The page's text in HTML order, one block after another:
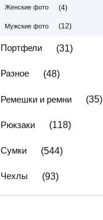
Женские фото (4)
Мужские фото (12)
Портфели (31)
Разное (48)
Ремешки и ремни (35)
Рюкзаки (118)
Сумки (544)
Чехлы (93)